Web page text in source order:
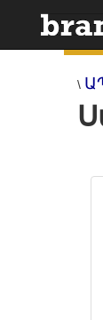
\